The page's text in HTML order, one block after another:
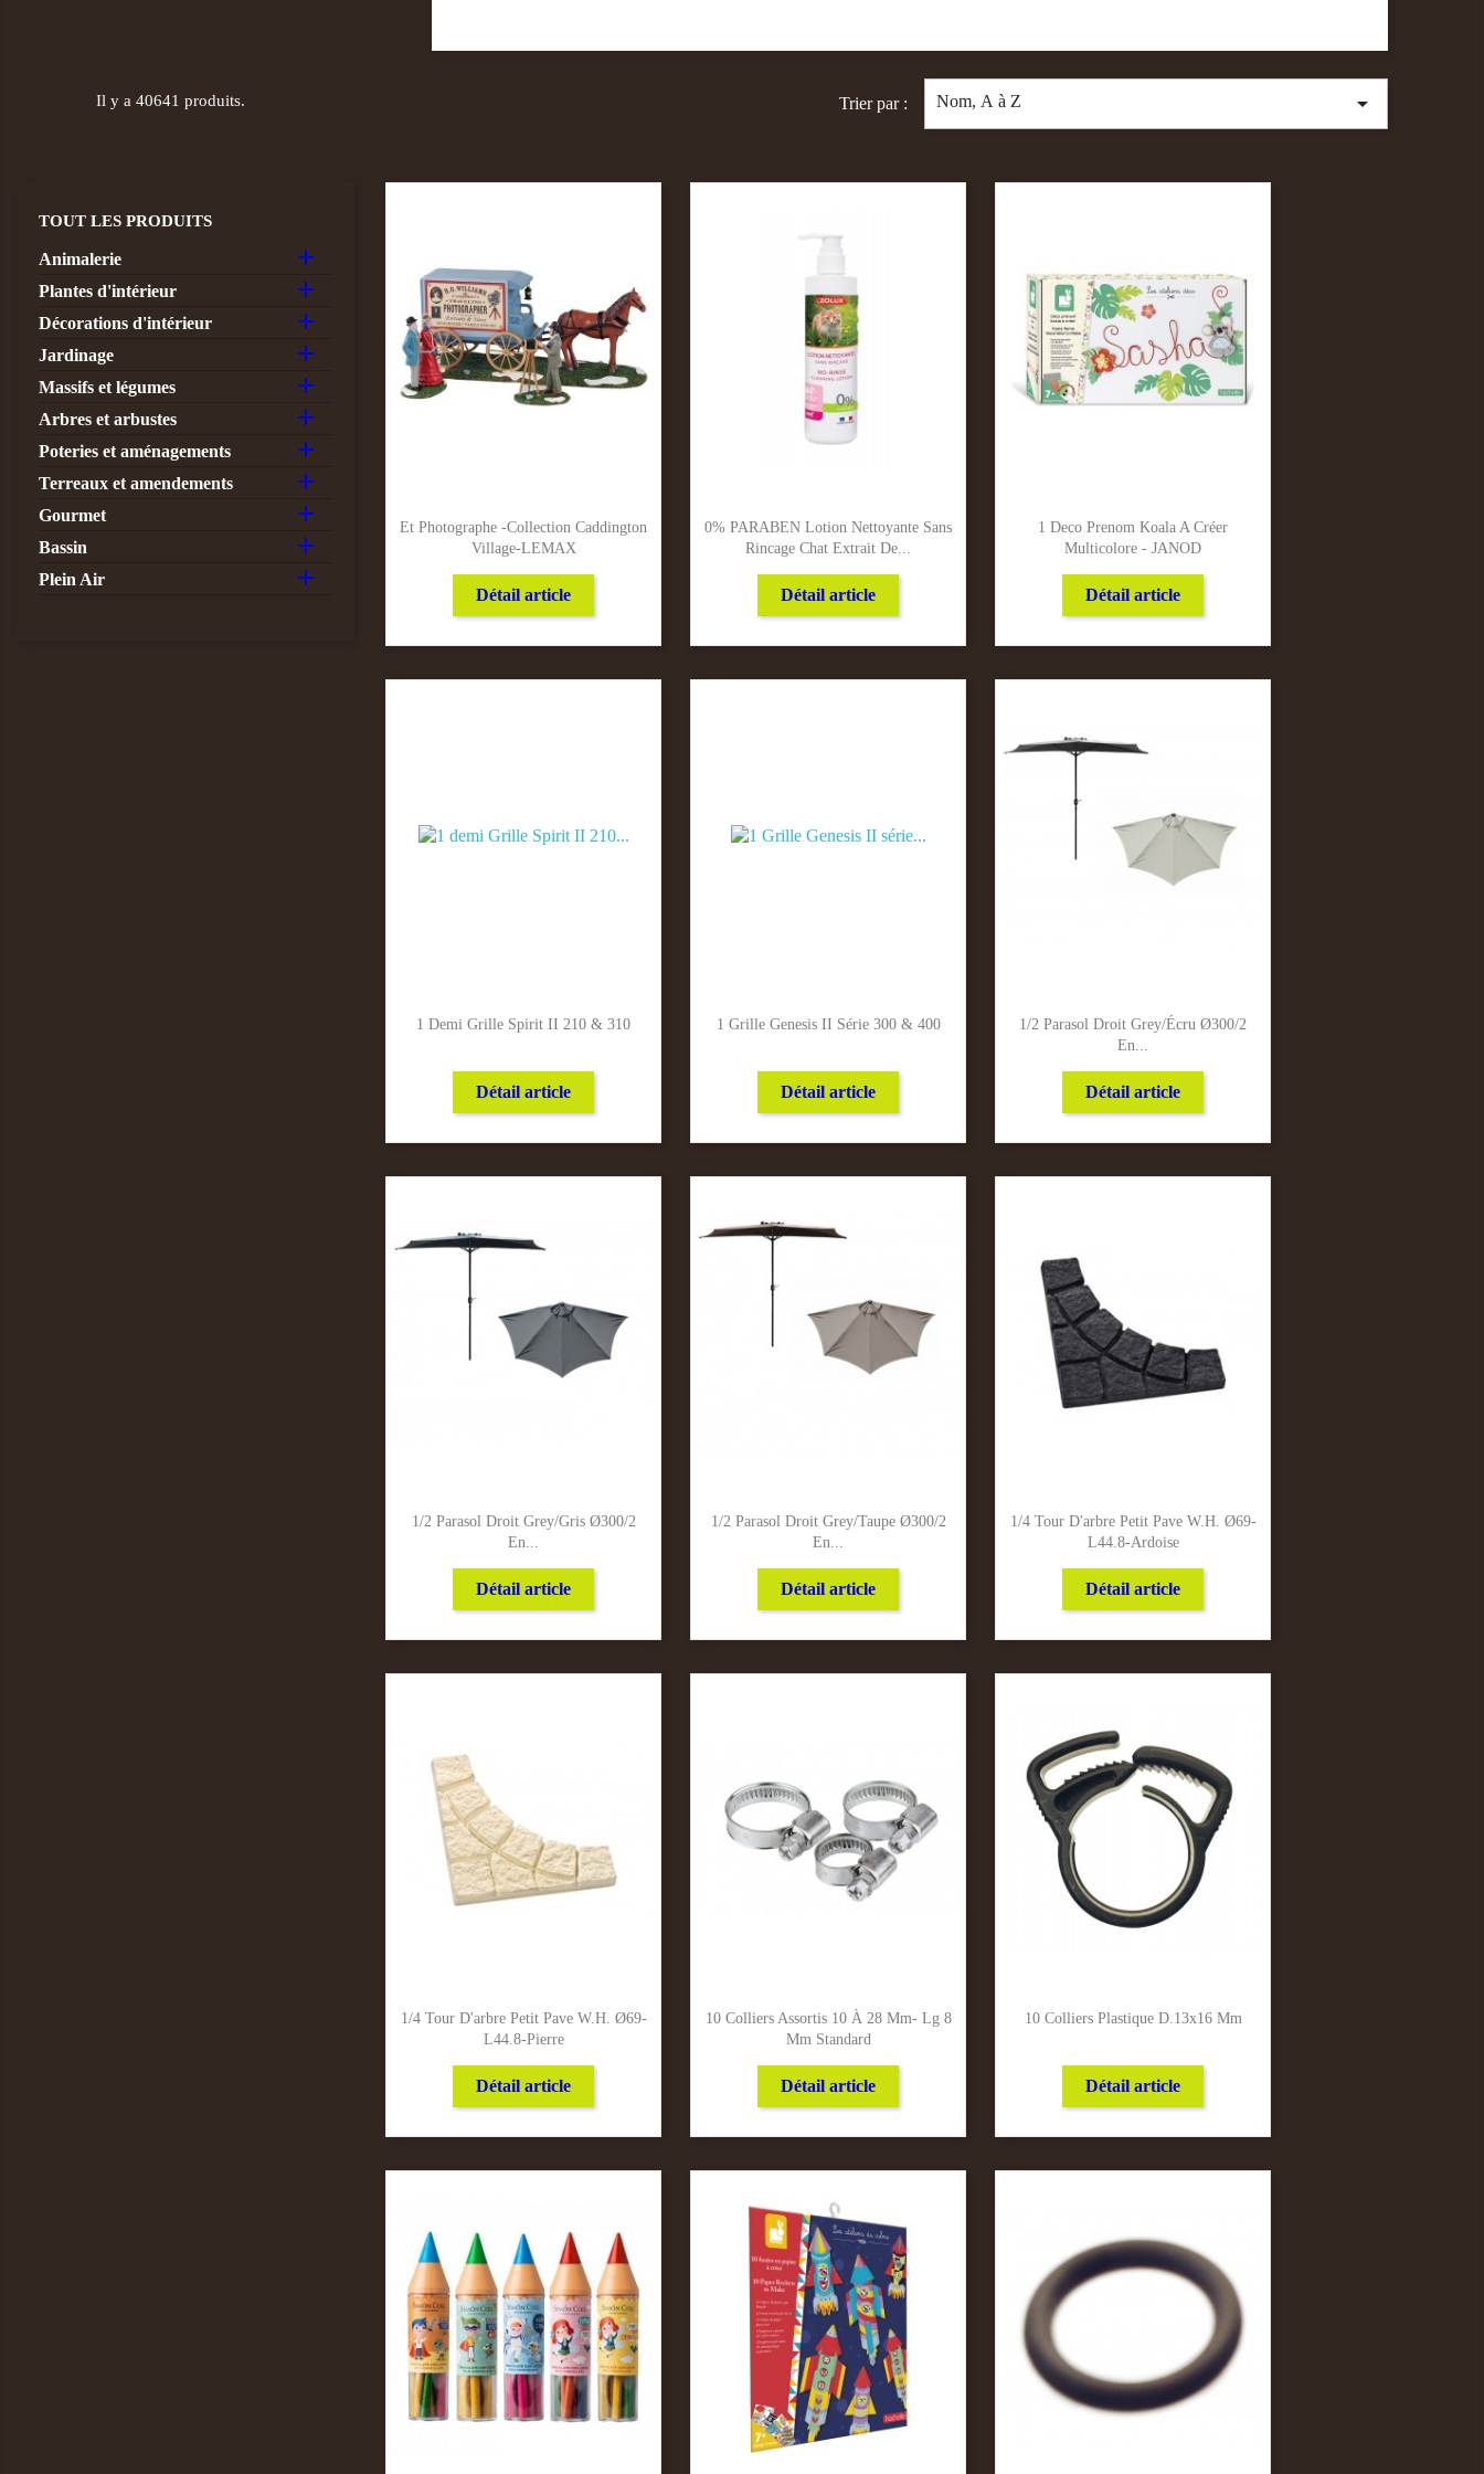
Il y a 40641 produits. Trier par : Nom, A à Z 
TOUT LES PRODUITS
Animalerie 
Plantes d'intérieur 
Décorations d'intérieur 
Jardinage 
Massifs et légumes 
Arbres et arbustes 
Poteries et aménagements 
Terreaux et amendements 
Gourmet 
Bassin 
Plein Air 
Et Photographe -Collection Caddington
Village-LEMAX
Détail article
0% PARABEN Lotion Nettoyante Sans
Rincage Chat Extrait De...
Détail article
1 Deco Prenom Koala A Créer
Multicolore - JANOD
Détail article
1 Demi Grille Spirit II 210 & 310
Détail article
1 Grille Genesis II Série 300 & 400
Détail article
1/2 Parasol Droit Grey/Écru Ø300/2
En...
Détail article
1/2 Parasol Droit Grey/Gris Ø300/2
En...
Détail article
1/2 Parasol Droit Grey/Taupe Ø300/2
En...
Détail article
1/4 Tour D'arbre Petit Pave W.h. Ø69-
L44.8-Ardoise
Détail article
1/4 Tour D'arbre Petit Pave W.h. Ø69-
L44.8-Pierre
Détail article
10 Colliers Assortis 10 À 28 Mm- Lg 8
Mm Standard
Détail article
10 Colliers Plastique D.13x16 Mm
Détail article